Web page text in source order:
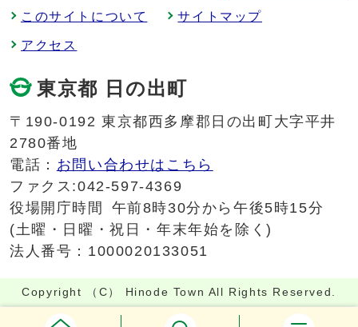
このサイトについて サイトマップ
アクセス
東京都 日の出町
〒190-0192 東京都西多摩郡日の出町大字平井
2780番地
電話： お問い合わせはこちら
ファクス:042-597-4369
役場開庁時間
午前8時30分から午後5時15分
(土曜・日曜・祝日・年末年始を除く)
法人番号：1000020133051
Copyright （C） Hinode Town All Rights Reserved.